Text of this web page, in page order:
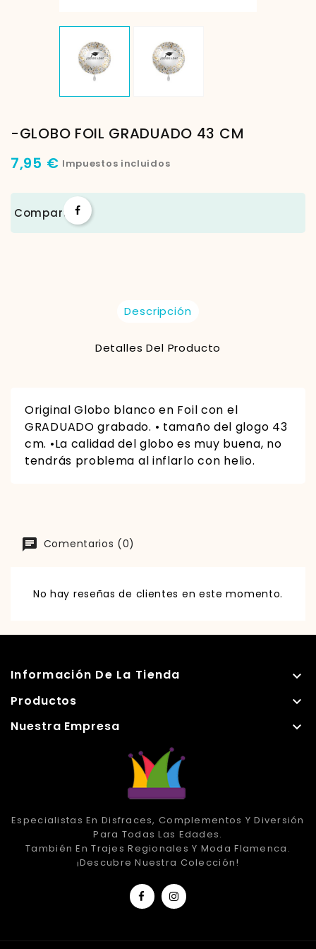
-GLOBO FOIL GRADUADO 43 CM
7,95 € Impuestos incluidos
Compartir
Descripción
Detalles Del Producto
Original Globo blanco en Foil con el
GRADUADO grabado. • tamaño del glogo 43
cm. •La calidad del globo es muy buena, no
tendrás problema al inflarlo con helio.
Comentarios (0)
No hay reseñas de clientes en este momento.
Información De La Tienda 
Productos 
Nuestra Empresa 
Especialistas En Disfraces, Complementos Y Diversión
Para Todas Las Edades.
También En Trajes Regionales Y Moda Flamenca.
¡Descubre Nuestra Colección!